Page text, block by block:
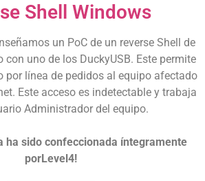
Shell Windows
un PoCde un reverse Shell de
con uno de los DuckyUSB. Este permite
por línea de pedidos al equipo afectado
Este acceso es indetectable y trabaja
Administrador del equipo.
ha sido confeccionada íntegramente
porLevel4!